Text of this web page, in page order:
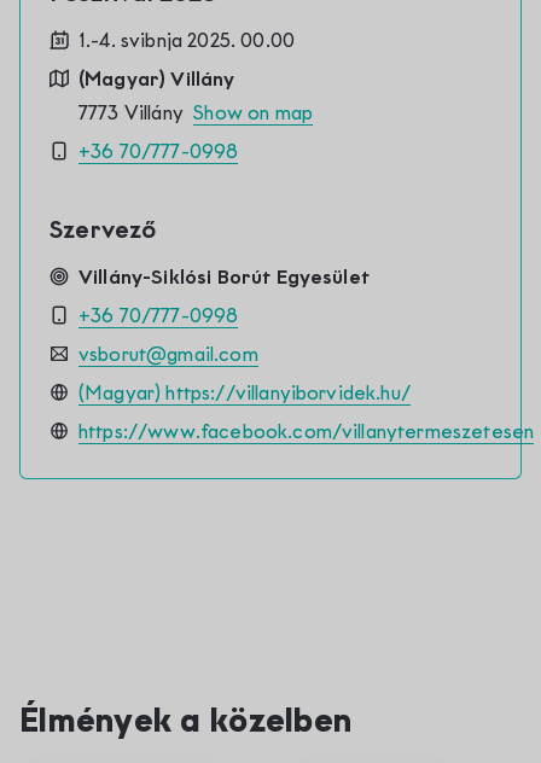
1.-4. svibnja 2025. 00.00
(Magyar) Villány
7773 VillányShow on map
+36 70/777-0998
Szervező
Villány-Siklósi Borút Egyesület
+36 70/777-0998
vsborut@gmail.com
(Magyar) https://villanyiborvidek.hu/
https://www.facebook.com/villanytermeszetesen
Élmények a közelben
01
sij
05
ruj